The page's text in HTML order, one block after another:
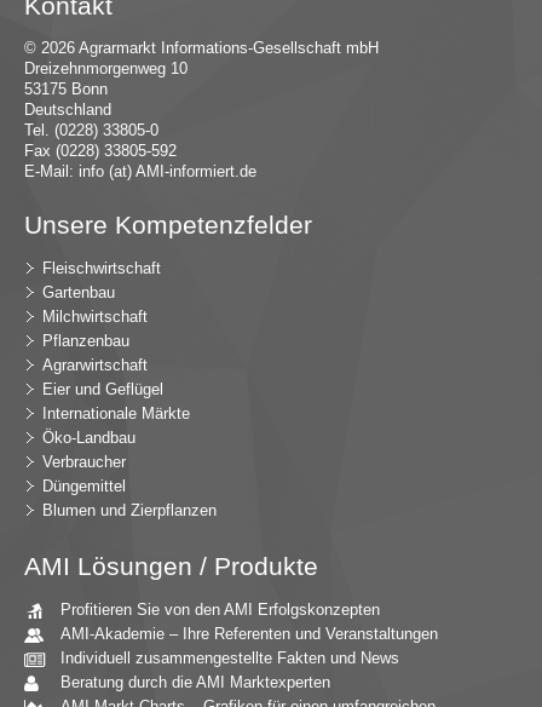
Kontakt
© 2026 Agrarmarkt Informations-Gesellschaft mbH
Dreizehnmorgenweg 10
53175 Bonn
Deutschland
Tel. (0228) 33805-0
Fax (0228) 33805-592
E-Mail: info (at) AMI-informiert.de
Unsere Kompetenzfelder
Fleischwirtschaft
Gartenbau
Milchwirtschaft
Pflanzenbau
Agrarwirtschaft
Eier und Geflügel
Internationale Märkte
Öko-Landbau
Verbraucher
Düngemittel
Blumen und Zierpflanzen
AMI Lösungen / Produkte
Profitieren Sie von den AMI Erfolgskonzepten
AMI-Akademie – Ihre Referenten und Veranstaltungen
Individuell zusammengestellte Fakten und News
Beratung durch die AMI Marktexperten